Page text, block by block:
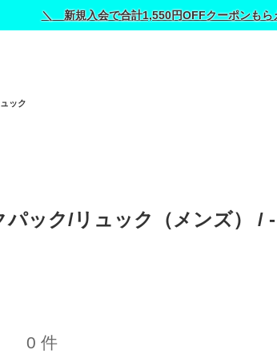
＼ 新規入会で合計1,550円OFFクーポンも
ック
ック/リュック（メンズ） / -
0 件